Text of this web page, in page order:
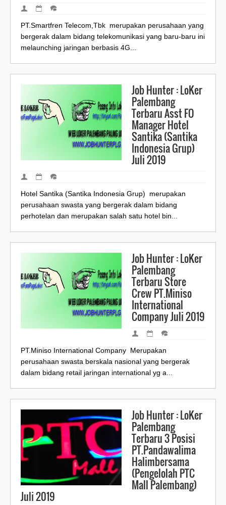
PT.Smartfren Telecom,Tbk merupakan perusahaan yang
bergerak dalam bidang telekomunikasi yang baru-baru ini
melaunching jaringan berbasis 4G...
Job Hunter : LoKer
Palembang
Terbaru Asst FO
Manager Hotel
Santika (Santika
Indonesia Grup)
Juli 2019
Hotel Santika (Santika Indonesia Grup) merupakan
perusahaan swasta yang bergerak dalam bidang
perhotelan dan merupakan salah satu hotel bin...
Job Hunter : LoKer
Palembang
Terbaru Store
Crew PT.Miniso
International
Company Juli 2019
PT.Miniso International Company Merupakan
perusahaan swasta berskala nasional yang bergerak
dalam bidang retail jaringan international yg a...
Job Hunter : LoKer
Palembang
Terbaru 3 Posisi
PT.Pandawalima
Halimbersama
(Pengelolah PTC
Mall Palembang)
Juli 2019